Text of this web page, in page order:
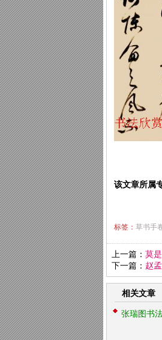
该文章所属
标签： 草书手
上一篇： 莫
下一篇： 赵
相关文章
张瑞图书